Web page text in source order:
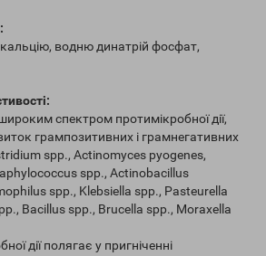
водню динатрій фосфат,
спектром протимікробної дії,
грампозитивних і грамнегативних
spp., Actinomyces pyogenes,
spp., Actinobacillus
spp., Klebsiella spp., Pasteurella
Bacillus spp., Brucella spp., Moraxella
дії полягає у пригніченні